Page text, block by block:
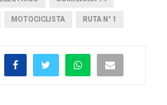
MOTOCICLISTA RUTA N° 1